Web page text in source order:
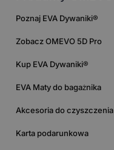
Poznaj EVA Dywaniki®
Zobacz OMEVO 5D Pro
Kup EVA Dywaniki®
EVA Maty do bagażnika
Akcesoria do czyszczenia
Karta podarunkowa